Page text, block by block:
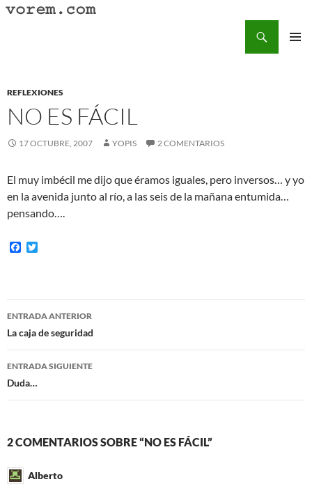
Saltar
REFLEXIONES
NO ES FÁCIL
17 OCTUBRE, 2007 YOPIS 2 COMENTARIOS
El muy imbécil me dijo que éramos iguales, pero inversos… y yo
en la avenida junto al río, a las seis de la mañana entumida…
pensando….
F
o
o
e
r
Navegación
de
entradas
ENTRADA ANTERIOR
La caja de seguridad
ENTRADA SIGUIENTE
Duda…
2 COMENTARIOS SOBRE “NO ES FÁCIL”
Alberto